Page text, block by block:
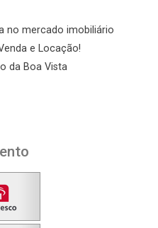
no mercado imobiliário
e Locação!
da Boa Vista